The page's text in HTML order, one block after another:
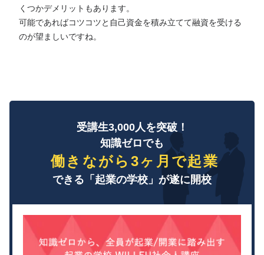
くつかデメリットもあります。
可能であればコツコツと自己資金を積み立てて融資を受ける
のが望ましいですね。
受講生3,000人を突破！
知識ゼロでも
働きながら3ヶ月で起業
できる「起業の学校」が遂に開校